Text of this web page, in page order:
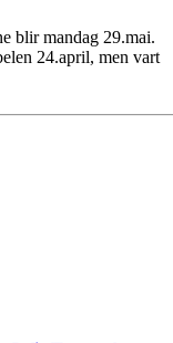
blir mandag 29.mai.
24.april, men vart